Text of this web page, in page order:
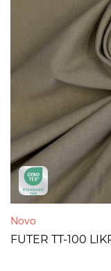
Novo
FUTER TT-100